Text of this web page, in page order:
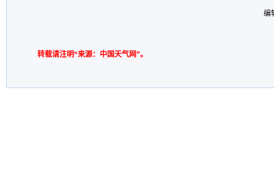
编
转载请注明“来源：中国天气网”。